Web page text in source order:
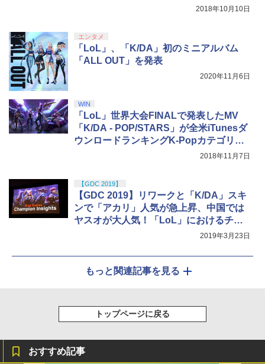
2018年10月10日
エンタメ
「LoL」、「K/DA」初のミニアルバム
「ALL OUT」を発表
2020年11月6日
WIN
「LoL」世界大会FINALで発表したMV
「K/DA - POP/STARS」が全米iTunesダ
ウンロードランキングK-Popカテゴリー1
2018年11月7日
【GDC 2019】
【GDC 2019】リワークと「K/DA」スキ
ンで「アカリ」人気が急上昇、中国では
ヤスオが大人気！「LoL」におけるチャ
2019年3月23日
もっと関連記事を見る
トップページに戻る
おすすめ記事